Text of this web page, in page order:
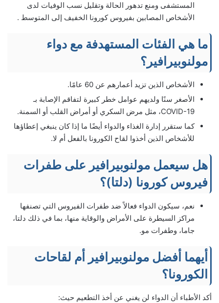
المستشفى ومنع تدهور الحالة وتقليل نسب الوفيات لدى
الأشخاص المصابين بفيروس كورونا الخفيف إلى المتوسط ​.
ما هي الفئات المستهدفة مع دواء
مولنوبيرافير؟
الأشخاص الذين تزيد أعمارهم عن 60 عامًا.
الأصغر سنًا ولديهم عوامل خطر كبيرة لتفاقم الإصابة بـ
COVID-19، مثل مرض السكري أو أمراض القلب أو السمنة.
كما ستقرر إدارة الغذاء والدواء أيضًا ما إذا كان ينبغي إعطاؤها
للأشخاص الذين أخذوا لقاح الكورونا بالفعل أم لا.
هل سيعمل مولنوبيرافير على طفرات
فيروس كورونا (دلتا)؟
نعم، سيكون الدواء فعالاً ضد طفرات الفيروس التي تصنفها
مراكز السيطرة على الأمراض والوقاية منها، بما في ذلك دلتا،
جاما، وطفرات مو.
أيهما أفضل مولنوبيرافير أم لقاحات
الكورونا؟
أكد الأطباء أن الدواء لن يغني عن أخذ التطعيم حيث: